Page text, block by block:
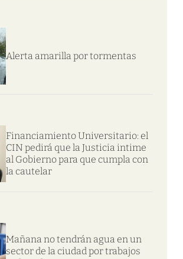
Alerta amarilla por tormentas
Financiamiento Universitario: el
CIN pedirá que la Justicia intime
al Gobierno para que cumpla con
la cautelar
Mañana no tendrán agua en un
sector de la ciudad por trabajos